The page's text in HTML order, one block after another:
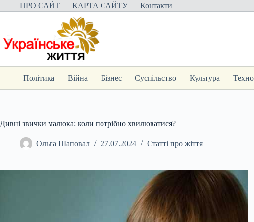
Перейти
до
ПРО САЙТ КАРТА САЙТУ Контакти
Політика Війна Бізнес Суспільство Культура Техно
Дивні звички малюка: коли потрібно хвилюватися?
Ольга Шаповал 27.07.2024 Статті про жіття